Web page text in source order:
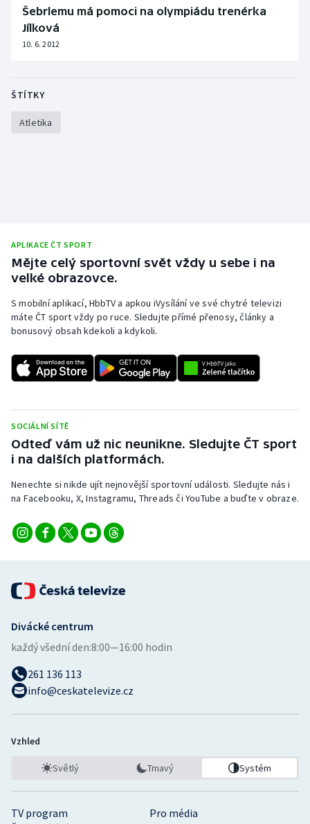
Šebrlemu má pomoci na olympiádu trenérka
Jílková
10. 6. 2012
ŠTÍTKY
Atletika
APLIKACE ČT SPORT
Mějte celý sportovní svět vždy u sebe i na
velké obrazovce.
S mobilní aplikací, HbbTV a apkou iVysílání ve své chytré televizi
máte ČT sport vždy po ruce. Sledujte přímé přenosy, články a
bonusový obsah kdekoli a kdykoli.
SOCIÁLNÍ SÍTĚ
Odteď vám už nic neunikne. Sledujte ČT sport
i na dalších platformách.
Nenechte si nikde ujít nejnovější sportovní události. Sledujte nás i
na Facebooku, X, Instagramu, Threads či YouTube a buďte v obraze.
TV program
Pro média
Divácké centrum
každý všední den:8:00—16:00 hodin
261 136 113
info@ceskatelevize.cz
Vzhled
Světlý Tmavý Systém